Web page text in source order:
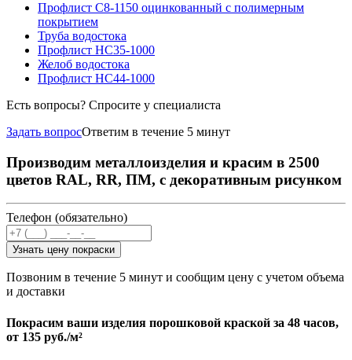
Профлист С8-1150 оцинкованный с полимерным
покрытием
Труба водостока
Профлист НС35-1000
Желоб водостока
Профлист НС44-1000
Есть вопросы? Спросите у специалиста
Задать вопросОтветим в течение 5 минут
Производим металлоизделия и красим в 2500
цветов RAL, RR, ПМ, с декоративным рисунком
Телефон (обязательно)
Узнать цену покраски
Позвоним в течение 5 минут и сообщим цену с учетом объема
и доставки
Покрасим ваши изделия порошковой краской за 48 часов,
от 135 руб./м²